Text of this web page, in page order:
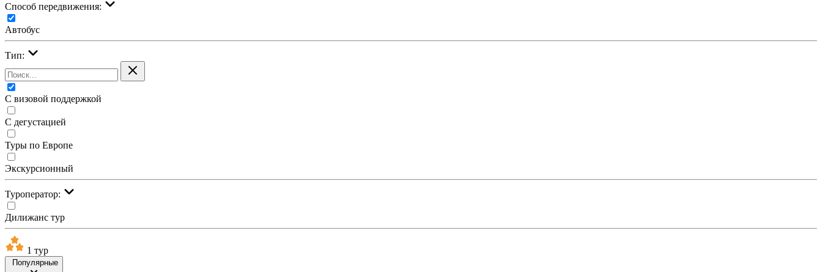
Cпособ передвижения:
Автобус
Тип:
С визовой поддержкой
С дегустацией
Туры по Европе
Экскурсионный
Туроператор:
Дилижанс тур
1 тур
Популярные